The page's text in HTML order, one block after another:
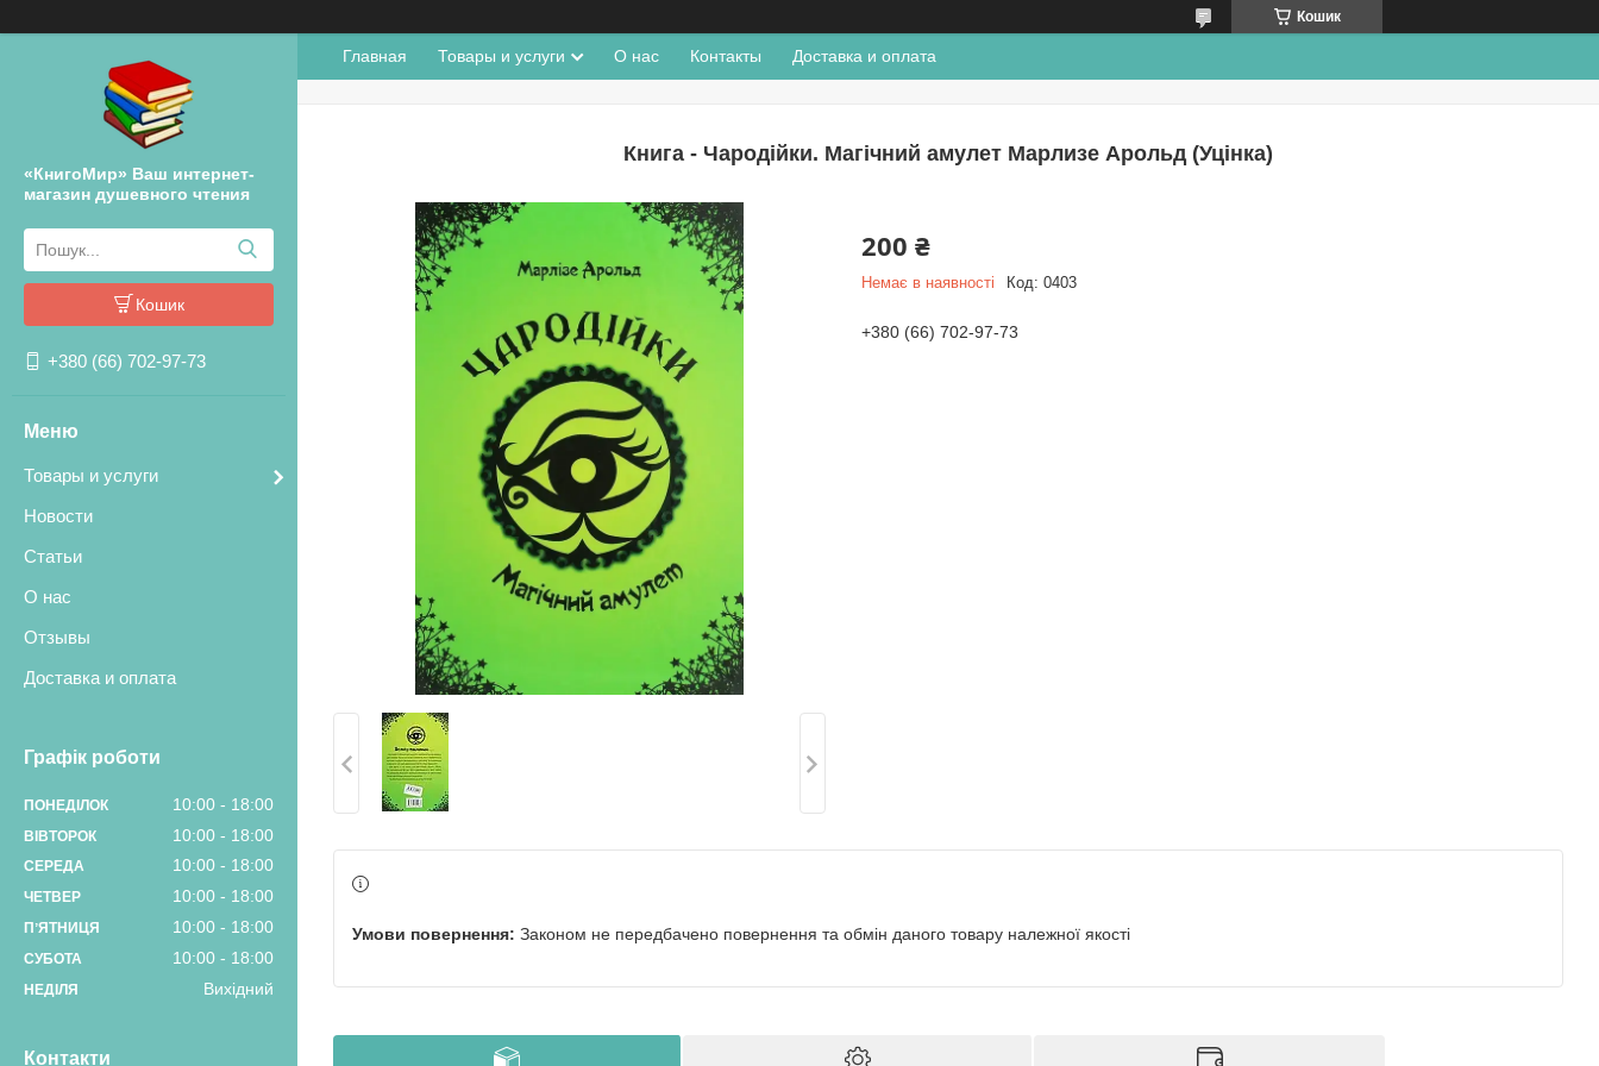
Кошик
«КнигоМир» Ваш интернет-
магазин душевного чтения
Кошик
+380 (66) 702-97-73
Товары и услуги
Новости
Статьи
О нас
Отзывы
Доставка и оплата
Графік роботи
ПОНЕДІЛОК 10:00 18:00
ВІВТОРОК 10:00 18:00
СЕРЕДА 10:00 18:00
ЧЕТВЕР 10:00 18:00
ПʼЯТНИЦЯ 10:00 18:00
СУБОТА 10:00 18:00
НЕДІЛЯ Вихідний
Контакти
Главная Товары и услуги О нас Контакты Доставка и оплата
Книга - Чародійки. Магічний амулет Марлизе Арольд (Уцінка)
200 ₴
Немає в наявності Код: 0403
+380 (66) 702-97-73
Законом не передбачено повернення та обмін даного товару належної якості